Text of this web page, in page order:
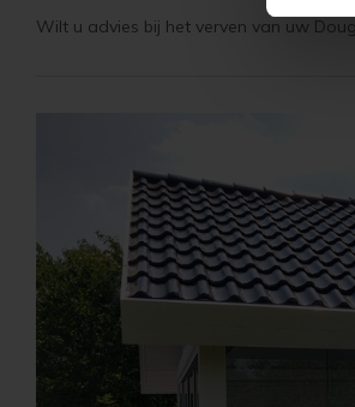
Wilt u advies bij het verven van uw